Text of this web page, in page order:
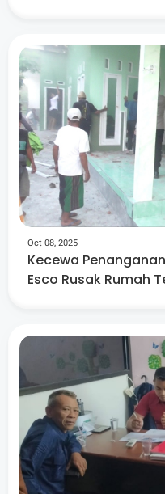
Oct 08, 2025
Kecewa
Esco Rusak Rumah